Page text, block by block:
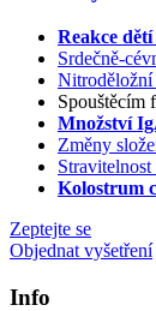
Reakce
Srdečně-
Nitroděložní
Spouštěcím
Množství
Změny
Kolostrum
Zeptejte se
Objednat vyšetření
Info